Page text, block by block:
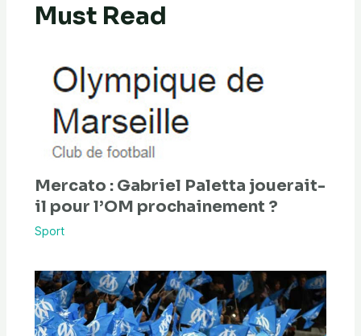
Must Read
Mercato : Gabriel Paletta jouerait-
il pour l’OM prochainement ?
Sport